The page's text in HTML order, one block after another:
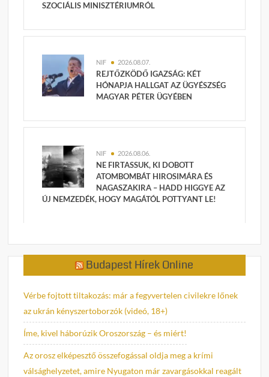
SZOCIÁLIS MINISZTÉRIUMRÓL
NIF 2026.08.07.
REJTŐZKÖDŐ IGAZSÁG: KÉT
HÓNAPJA HALLGAT AZ ÜGYÉSZSÉG
MAGYAR PÉTER ÜGYÉBEN
NIF 2026.08.06.
NE FIRTASSUK, KI DOBOTT
ATOMBOMBÁT HIROSIMÁRA ÉS
NAGASZAKIRA – HADD HIGGYE AZ
ÚJ NEMZEDÉK, HOGY MAGÁTÓL POTTYANT LE!
Budapest Hírek Online
Vérbe fojtott tiltakozás: már a fegyvertelen civilekre lőnek
az ukrán kényszertoborzók (videó, 18+)
Íme, kivel háborúzik Oroszország – és miért!
Az orosz elképesztő összefogással oldja meg a krími
válsághelyzetet, amire Nyugaton már zavargásokkal reagált